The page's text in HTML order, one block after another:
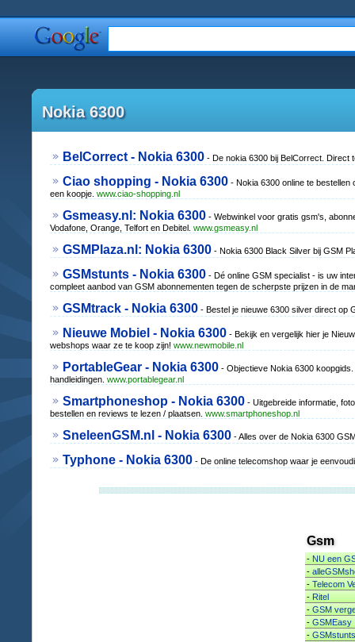
Nokia 6300
BelCorrect - Nokia 6300 - De nokia 6300 bij BelCorrect. Direct
Ciao shopping - Nokia 6300 - Nokia 6300 online te
een koopje. www.ciao-shopping.nl
Gsmeasy.nl: Nokia 6300 - Webwinkel voor gratis gsm's,
Vodafone, Orange, Telfort en Debitel. www.gsmeasy.nl
GSMPlaza.nl: Nokia 6300 - Nokia 6300 Black Silver bij GSM
GSMstunts - Nokia 6300 - Dé online GSM specialist - is uw
compleet aanbod van GSM abonnementen tegen de scherpste prijzen in de
GSMtrack - Nokia 6300 - Bestel je nieuwe 6300 silver direct op
Nieuwe Mobiel - Nokia 6300 - Bekijk en vergelijk hier je
webshops waar ze te koop zijn! www.newmobile.nl
PortableGear - Nokia 6300 - Objectieve Nokia 6300
handleidingen. www.portablegear.nl
Smartphoneshop - Nokia 6300 - Uitgebreide informatie,
bestellen en reviews te lezen / plaatsen. www.smartphoneshop.nl
SneleenGSM.nl - Nokia 6300 - Alles over de Nokia 6300
Typhone - Nokia 6300 - De online telecomshop waar je
Gsm
-NU een
-
-Telecom
-Ritel
-GSM
-GSMEasy
-